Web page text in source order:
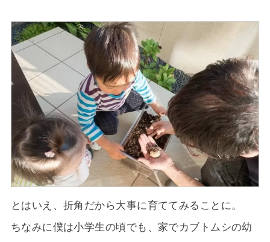
とはいえ、折角だから大事に育ててみることに。
ちなみに僕は小学生の頃でも、家でカブトムシの幼